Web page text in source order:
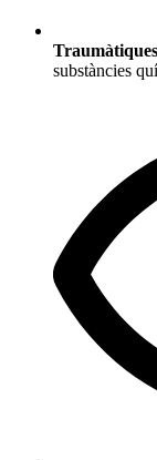
Traumàtiques
substàncies